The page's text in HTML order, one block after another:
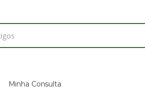
Minha Consulta